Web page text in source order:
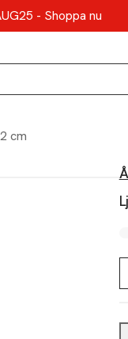
- Shoppa nu
cm